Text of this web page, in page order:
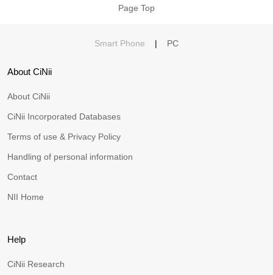
Page Top
Smart Phone | PC
About CiNii
About CiNii
CiNii Incorporated Databases
Terms of use & Privacy Policy
Handling of personal information
Contact
NII Home
Help
CiNii Research